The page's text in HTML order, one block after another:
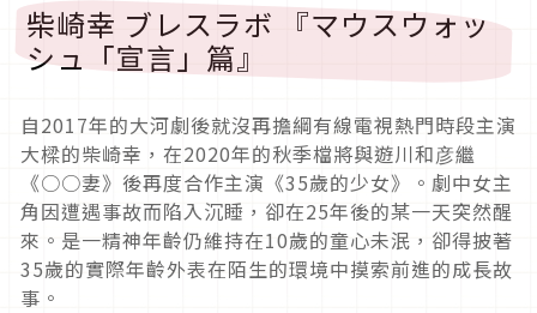
柴崎幸 ブレスラボ 『マウスウォッ
シュ「宣言」篇』
自2017年的大河劇後就沒再擔綱有線電視熱門時段主演
大樑的柴崎幸，在2020年的秋季檔將與遊川和彦繼
《○○妻》後再度合作主演《35歲的少女》。劇中女主
角因遭遇事故而陷入沉睡，卻在25年後的某一天突然醒
來。是一精神年齡仍維持在10歲的童心未泯，卻得披著
35歲的實際年齡外表在陌生的環境中摸索前進的成長故
事。